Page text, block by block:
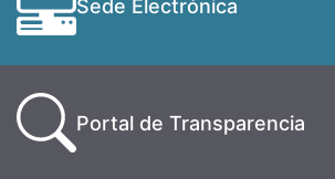
Sede Electrónica
Portal de Transparencia